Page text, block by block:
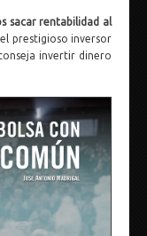
sacar rentabilidad al
prestigioso inversor
invertir dinero